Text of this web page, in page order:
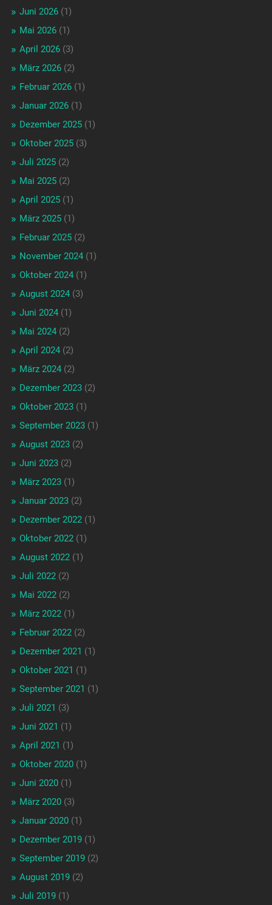
Juni 2026(1)
Mai 2026(1)
April 2026(3)
März 2026(2)
Februar 2026(1)
Januar 2026(1)
Dezember 2025(1)
Oktober 2025(3)
Juli 2025(2)
Mai 2025(2)
April 2025(1)
März 2025(1)
Februar 2025(2)
November 2024(1)
Oktober 2024(1)
August 2024(3)
Juni 2024(1)
Mai 2024(2)
April 2024(2)
März 2024(2)
Dezember 2023(2)
Oktober 2023(1)
September 2023(1)
August 2023(2)
Juni 2023(2)
März 2023(1)
Januar 2023(2)
Dezember 2022(1)
Oktober 2022(1)
August 2022(1)
Juli 2022(2)
Mai 2022(2)
März 2022(1)
Februar 2022(2)
Dezember 2021 (1)
Oktober 2021 (1)
September 2021 (1)
Juli 2021 (3)
Juni 2021 (1)
April 2021 (1)
Oktober 2020(1)
Juni 2020(1)
März 2020(3)
Januar 2020(1)
Dezember 2019(1)
September 2019(2)
August 2019(2)
Juli 2019(1)